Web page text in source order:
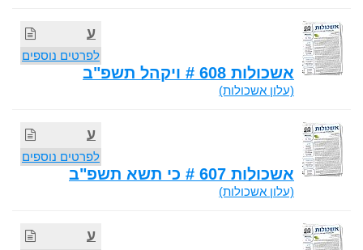
ע
לפרטים נוספים
אשכולות 608 # ויקהל תשפ"ב
(עלון אשכולות)
ע
לפרטים נוספים
אשכולות 607 # כי תשא תשפ"ב
(עלון אשכולות)
ע